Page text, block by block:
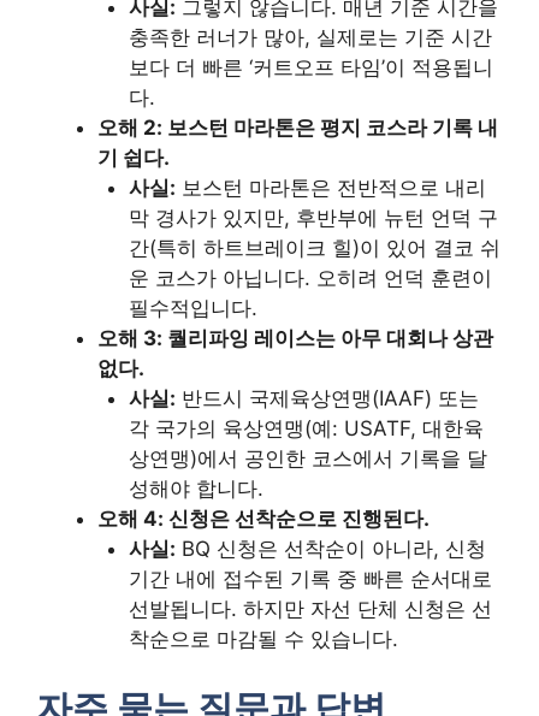
사실: 그렇지 않습니다. 매년 기준 시간을
충족한 러너가 많아, 실제로는 기준 시간
보다 더 빠른 ‘커트오프 타임’이 적용됩니
다.
오해 2: 보스턴 마라톤은 평지 코스라 기록 내
기 쉽다.
사실: 보스턴 마라톤은 전반적으로 내리
막 경사가 있지만, 후반부에 뉴턴 언덕 구
간(특히 하트브레이크 힐)이 있어 결코 쉬
운 코스가 아닙니다. 오히려 언덕 훈련이
필수적입니다.
오해 3: 퀄리파잉 레이스는 아무 대회나 상관
없다.
사실: 반드시 국제육상연맹(IAAF) 또는
각 국가의 육상연맹(예: USATF, 대한육
상연맹)에서 공인한 코스에서 기록을 달
성해야 합니다.
오해 4: 신청은 선착순으로 진행된다.
사실: BQ 신청은 선착순이 아니라, 신청
기간 내에 접수된 기록 중 빠른 순서대로
선발됩니다. 하지만 자선 단체 신청은 선
착순으로 마감될 수 있습니다.
자주 묻는 질문과 답변